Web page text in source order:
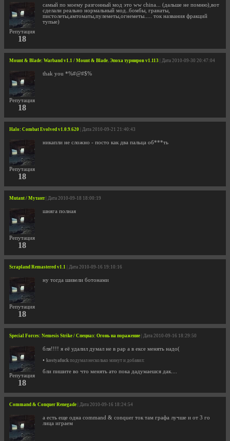
Репутация
18
самый по моему разгонный мод это ww china... (дальше не помню),вот
сделали реально нормальный мод..бомбы, гранаты,
пистолеты,амтоматы,пулеметы,огнеметы..... ток названия фракций
тупые)
Mount & Blade: Warband v1.1 / Mount & Blade. Эпоха турниров v1.113 | Дата 2010-09-30 20:47:04
Репутация
18
thak you *%#@#$%
Halo: Combat Evolved v1.0.9.620 | Дата 2010-09-21 21:40:43
Репутация
18
никапли не сложно - посто как два пальца об***ть
Mutant / Мутант| Дата 2010-09-18 18:00:19
Репутация
18
шняга полная
Scrapland Remastered v1.1 | Дата 2010-09-16 19:10:16
Репутация
18
ну тогда шивели ботонами
Special Forces: Nemesis Strike / Спецназ: Огонь на поражение | Дата 2010-09-16 18:29:50
Репутация
18
бля!!!! я её удалил думал не в рар а в ексе менять надо(
• kostyafuck подумал несколько минут и добавил:
бли пишите во что менять ато пока дадумаешся дак....
Command & Conquer Renegade | Дата 2010-09-16 18:24:54
а есть еще одна command & conquer ток там графа лучше и от 3 го
лица играем